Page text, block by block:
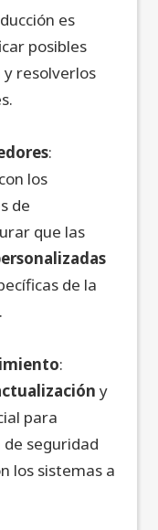
es
posibles
resolverlos
:
los
de
que las
de la
:
y
para
seguridad
los sistemas a